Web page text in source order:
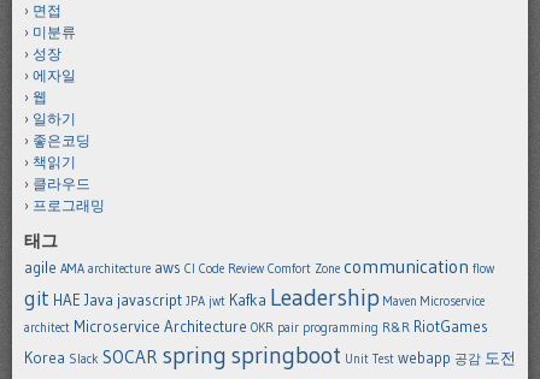
면접
미분류
성장
에자일
웹
일하기
좋은코딩
책읽기
클라우드
프로그래밍
태그
agile AMA architecture aws CI Code Review Comfort Zone communication flow
git HAE Java javascript JPA jwt Kafka Leadership Maven Microservice
architect Microservice Architecture OKR pair programming R&R RiotGames
Korea Slack SOCAR spring springboot Unit Test webapp 공감 도전